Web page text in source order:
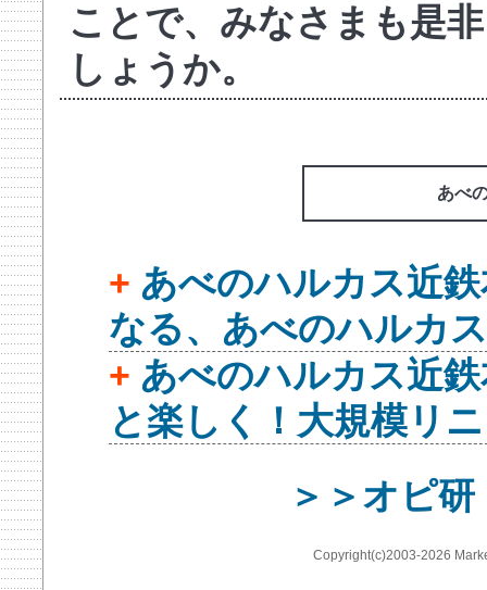
ことで、みなさまも是
しょうか。
あべ
あべのハルカス近
なる、あべのハルカ
あべのハルカス近
と楽しく！大規模リ
＞＞オピ